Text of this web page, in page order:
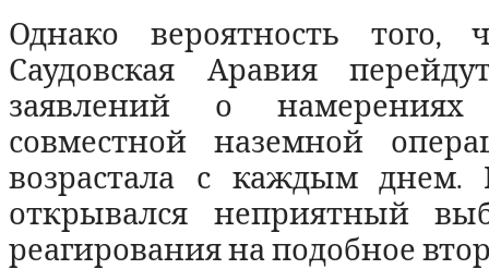
Однако вероятность
Саудовская Аравия
заявлений о
совместной наземной
возрастала с каждым днем.
открывался неприятный
реагирования на подобное